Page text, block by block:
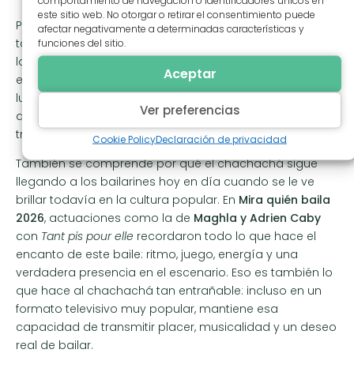
este sitio web. No otorgar o retirar el consentimiento puede
afectar negativamente a determinadas características y
funciones del sitio.
Aceptar
Ver preferencias
Cookie PolicyDeclaración de privacidad
Para muchos practicantes, el chachachá representa
también una excelente puerta de entrada al universo de
los bailes de pareja. Aporta confianza. Enseña a
escuchar la música de otra manera. Ayuda a ocupar su
lugar en el espacio, a sentir mejor los apoyos, a
atreverse con la relación con el otro. Y eso, en una
trayectoria de baile, cuenta muchísimo.
También se comprende por qué el chachachá sigue
llegando a los bailarines hoy en día cuando se le ve
brillar todavía en la cultura popular. En Mira quién baila
2026, actuaciones como la de Maghla y Adrien Caby
con Tant pis pour elle recordaron todo lo que hace el
encanto de este baile: ritmo, juego, energía y una
verdadera presencia en el escenario. Eso es también lo
que hace al chachachá tan entrañable: incluso en un
formato televisivo muy popular, mantiene esa
capacidad de transmitir placer, musicalidad y un deseo
real de bailar.